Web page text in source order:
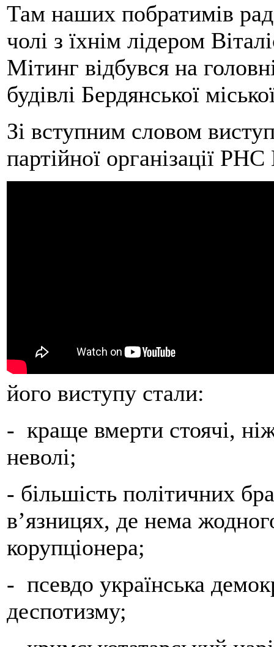
Там наших побратимів
чолі з їхнім лідером
Мітинг відбувся на
будівлі Бердянської
Зі вступним словом
партійної організації
його виступу стали:
- краще вмерти стоячі,
неволі;
- більшість політичних
в’язницях, де нема
корупціонера;
- псевдо українська
деспотизму;